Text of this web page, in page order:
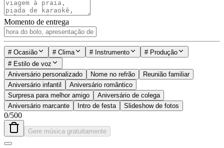
Momento de entrega
# Ocasião # Clima # Instrumento # Produção
# Estilo de voz
Aniversário personalizado
Nome no refrão
Reunião familiar
Aniversário infantil
Aniversário romântico
Surpresa para melhor amigo
Aniversário de colega
Aniversário marcante
Intro de festa Slideshow de fotos
0/500
Gere música gratuitamente